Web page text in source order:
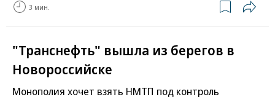
3 мин.
"Транснефть" вышла из берегов в
Новороссийске
Монополия хочет взять НМТП под контроль